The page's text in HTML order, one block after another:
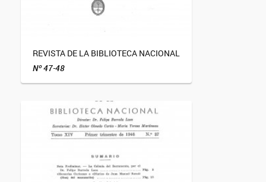
REVISTA DE LA BIBLIOTECA NACIONAL
Nº 47-48